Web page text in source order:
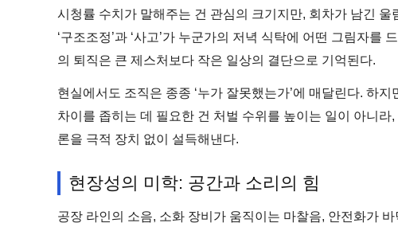
시청률 수치가 말해주는 건 관심의 크기지만, 회차가 남긴
‘구조조정’과 ‘사고’가 누군가의 저녁 식탁에 어떤 그림자
의 퇴직은 큰 제스처보다 작은 일상의 결단으로 기억된다.
현실에서도 조직은 종종 ‘누가 잘못했는가’에 매달린다. 하
차이를 좁히는 데 필요한 건 처벌 수위를 높이는 일이 아니
론을 극적 장치 없이 설득해낸다.
현장성의 미학: 공간과 소리의 힘
공장 라인의 소음, 소화 장비가 움직이는 마찰음, 안전화가